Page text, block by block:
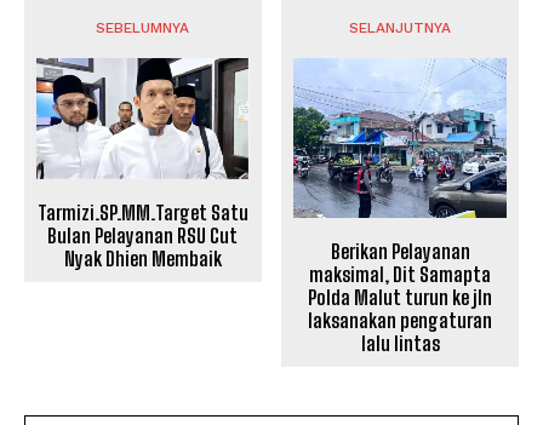
SEBELUMNYA
Tarmizi.SP.MM.Target Satu
Bulan Pelayanan RSU Cut
Nyak Dhien Membaik
SELANJUTNYA
Berikan Pelayanan
maksimal, Dit Samapta
Polda Malut turun ke jln
laksanakan pengaturan
lalu lintas